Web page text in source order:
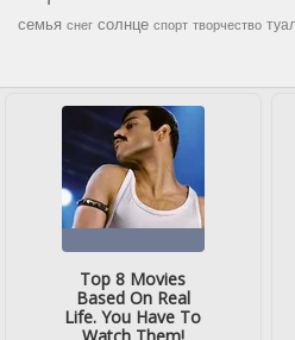
семья снег солнце спорт творчество